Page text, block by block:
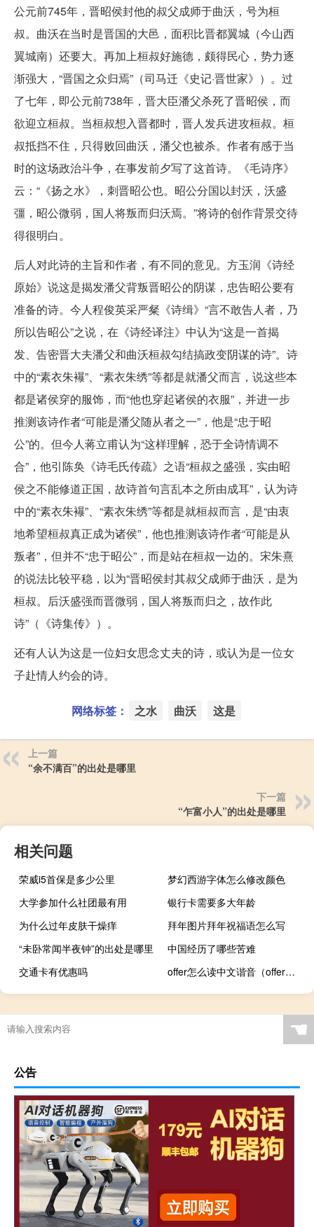
公元前745年，晋昭侯封他的叔父成师于曲沃，号为桓
叔。曲沃在当时是晋国的大邑，面积比晋都翼城（今山西
翼城南）还要大。再加上桓叔好施德，颇得民心，势力逐
渐强大，“晋国之众归焉”（司马迁《史记·晋世家》）。过
了七年，即公元前738年，晋大臣潘父杀死了晋昭侯，而
欲迎立桓叔。当桓叔想入晋都时，晋人发兵进攻桓叔。桓
叔抵挡不住，只得败回曲沃，潘父也被杀。作者有感于当
时的这场政治斗争，在事发前夕写了这首诗。《毛诗序》
云：“《扬之水》，刺晋昭公也。昭公分国以封沃，沃盛
彊，昭公微弱，国人将叛而归沃焉。”将诗的创作背景交待
得很明白。
后人对此诗的主旨和作者，有不同的意见。方玉润《诗经
原始》说这是揭发潘父背叛晋昭公的阴谋，忠告昭公要有
准备的诗。今人程俊英采严粲《诗缉》“言不敢告人者，乃
所以告昭公”之说，在《诗经译注》中认为“这是一首揭
发、告密晋大夫潘父和曲沃桓叔勾结搞政变阴谋的诗”。诗
中的“素衣朱襮”、“素衣朱绣”等都是就潘父而言，说这些本
都是诸侯穿的服饰，而“他也穿起诸侯的衣服”，并进一步
推测该诗作者“可能是潘父随从者之一”，他是“忠于昭
公”的。但今人蒋立甫认为“这样理解，恐于全诗情调不
合”，他引陈奂《诗毛氏传疏》之语“桓叔之盛强，实由昭
侯之不能修道正国，故诗首句言乱本之所由成耳”，认为诗
中的“素衣朱襮”、“素衣朱绣”等都是就桓叔而言，是“由衷
地希望桓叔真正成为诸侯”，他也推测该诗作者“可能是从
叛者”，但并不“忠于昭公”，而是站在桓叔一边的。宋朱熹
的说法比较平稳，以为“晋昭侯封其叔父成师于曲沃，是为
桓叔。后沃盛强而晋微弱，国人将叛而归之，故作此
诗”（《诗集传》）。
还有人认为这是一位妇女思念丈夫的诗，或认为是一位女
子赴情人约会的诗。
网络标签： 之水 曲沃 这是
上一篇
“余不满百”的出处是哪里
下一篇
“乍富小人”的出处是哪里
相关问题
荣威i5首保是多少公里
梦幻西游字体怎么修改颜色
大学参加什么社团最有用
银行卡需要多大年龄
为什么过年皮肤干燥痒
拜年图片拜年祝福语怎么写
“未卧常闻半夜钟”的出处是哪里
中国经历了哪些苦难
交通卡有优惠吗
offer怎么读中文谐音（offer怎么读）
☚
公告